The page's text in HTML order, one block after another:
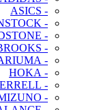
- ASICS
- BIRKENSTOCK
- BLUNDSTONE
- BROOKS
- CARIUMA
- HOKA
- MERRELL
- MIZUNO